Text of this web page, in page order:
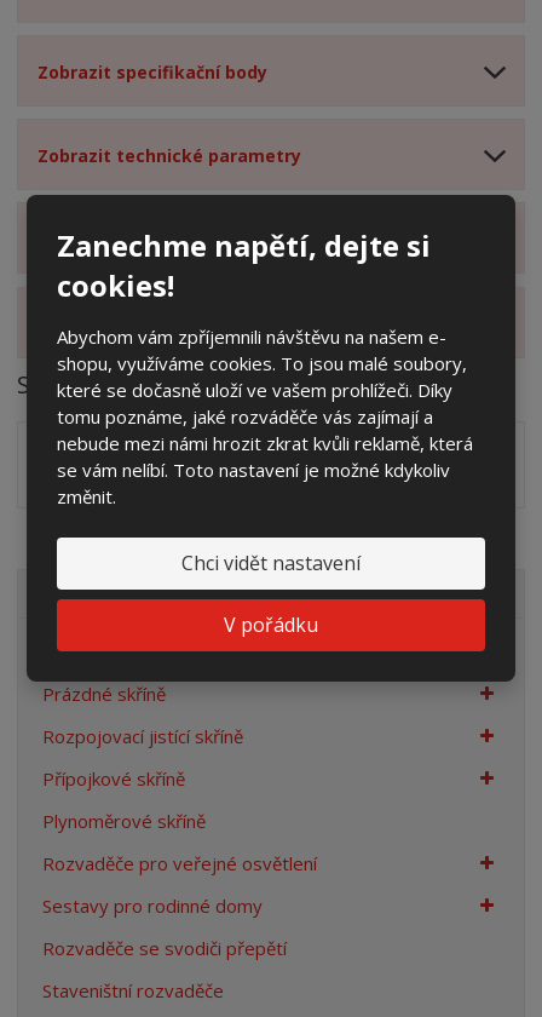
Zanechme napětí, dejte si
cookies!
Abychom vám zpříjemnili návštěvu na našem e-
shopu, využíváme cookies. To jsou malé soubory,
které se dočasně uloží ve vašem prohlížeči. Díky
tomu poznáme, jaké rozváděče vás zajímají a
nebude mezi námi hrozit zkrat kvůli reklamě, která
se vám nelíbí. Toto nastavení je možné kdykoliv
změnit.
Chci vidět nastavení
V pořádku
Zobrazit specifikační body
Zobrazit technické parametry
Zobrazit hodnocení produktu
Zobrazit alternativní produkty
Soubory ke stažení
Zakótovaný nákres skříně systému 3D včetně rozložení
zálisků ve formátu PDFpdf (60.24 Kb)
VŠECHNY KATEGORIE
Elektroměrové rozvaděče
Prázdné skříně
Rozpojovací jistící skříně
Přípojkové skříně
Plynoměrové skříně
Rozvaděče pro veřejné osvětlení
Sestavy pro rodinné domy
Rozvaděče se svodiči přepětí
Staveništní rozvaděče